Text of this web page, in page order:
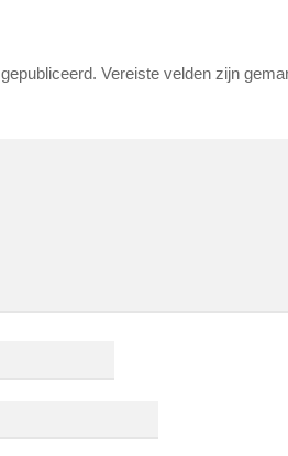
Vereiste velden zijn